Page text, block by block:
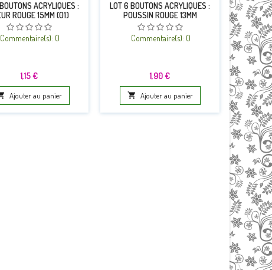
ACRYLIQUES :
ROUGE 15MM (01)
Commentaire(s): 0
Prix
1,15 €
Ajouter au panier
LOT 6 BOUTONS ACRYLIQUES :
POUSSIN ROUGE 13MM
Commentaire(s): 0
Prix
1,90 €
 Ajouter au panier
LOT 6
